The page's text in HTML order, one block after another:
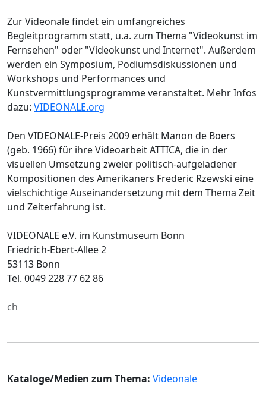
Zur Videonale findet ein umfangreiches
Begleitprogramm statt, u.a. zum Thema "Videokunst im
Fernsehen" oder "Videokunst und Internet". Außerdem
werden ein Symposium, Podiumsdiskussionen und
Workshops und Performances und
Kunstvermittlungsprogramme veranstaltet. Mehr Infos
dazu: VIDEONALE.org
Den VIDEONALE-Preis 2009 erhält Manon de Boers
(geb. 1966) für ihre Videoarbeit ATTICA, die in der
visuellen Umsetzung zweier politisch-aufgeladener
Kompositionen des Amerikaners Frederic Rzewski eine
vielschichtige Auseinandersetzung mit dem Thema Zeit
und Zeiterfahrung ist.
VIDEONALE e.V. im Kunstmuseum Bonn
Friedrich-Ebert-Allee 2
53113 Bonn
Tel. 0049 228 77 62 86
ch
Kataloge/Medien zum Thema: Videonale